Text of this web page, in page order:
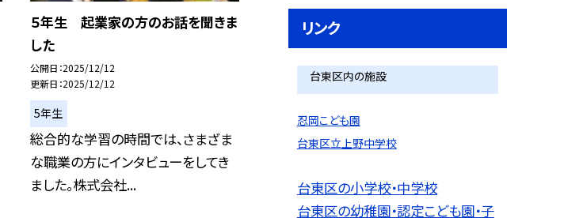
５年生 起業家の方のお話を聞きま
した
公開日 2025/12/12
更新日 2025/12/12
5年生
総合的な学習の時間では、さまざま
な職業の方にインタビューをしてき
ました。株式会社...
リンク
台東区内の施設
忍岡こども園
台東区立上野中学校
台東区の小学校・中学校
台東区の幼稚園・認定こども園・子